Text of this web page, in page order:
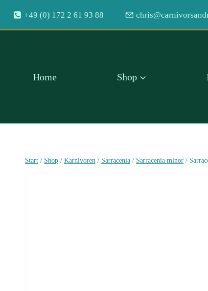
Inhalt
springen
+49 (0) 172 2 61 93 88
Home Shop
Start / Shop / Karnivoren / Sarracenia / Sarracenia minor /